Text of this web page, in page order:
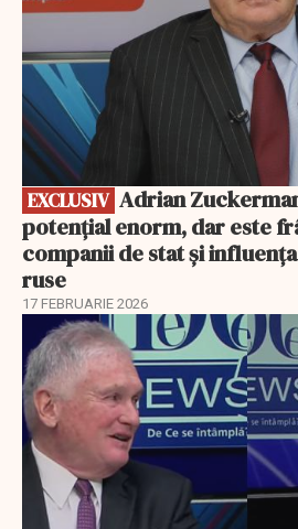
EXCLUSIV
potențial enorm, dar este
companii de stat și
ruse
17 FEBRUARIE 2026
EXCLUSIV